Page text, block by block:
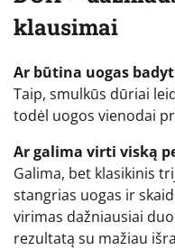
klausimai
Ar būtina uogas
Taip, smulkūs dūriai
todėl uogos vienodai
Ar galima virti viską
Galima, bet klasikinis
stangrias uogas ir
virimas dažniausiai
rezultatą su mažiau